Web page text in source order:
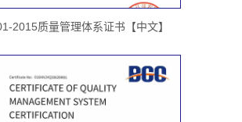
2015质量管理体系证书【中文】